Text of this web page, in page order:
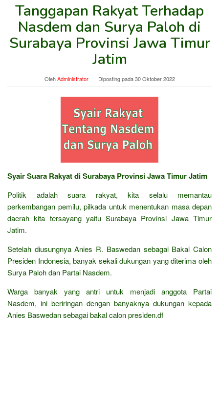
Tanggapan Rakyat Terhadap
Nasdem dan Surya Paloh di
Surabaya Provinsi Jawa Timur
Jatim
OlehAdministrator Diposting pada30 Oktober 2022
Syair Suara Rakyat di Surabaya Provinsi Jawa Timur Jatim
Politik adalah suara rakyat, kita selalu memantau
perkembangan pemilu, pilkada untuk menentukan masa depan
daerah kita tersayang yaitu Surabaya Provinsi Jawa Timur
Jatim.
Setelah diusungnya Anies R. Baswedan sebagai Bakal Calon
Presiden Indonesia, banyak sekali dukungan yang diterima oleh
Surya Paloh dan Partai Nasdem.
Warga banyak yang antri untuk menjadi anggota Partai
Nasdem, ini beriringan dengan banyaknya dukungan kepada
Anies Baswedan sebagai bakal calon presiden.df